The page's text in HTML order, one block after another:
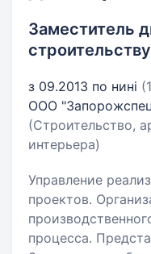
Заместитель
строительству
з 09.2013 по нині
ООО
(Строительство,
интерьера)
Управление
проектов.
процесса.